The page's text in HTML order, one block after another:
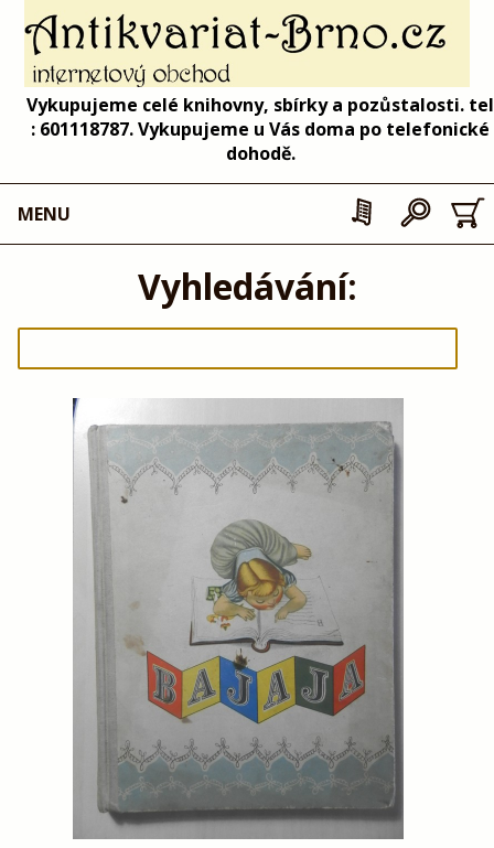
Vykupujeme celé knihovny, sbírky a pozůstalosti. tel
: 601118787. Vykupujeme u Vás doma po telefonické
dohodě.
MENU
Vyhledávání: